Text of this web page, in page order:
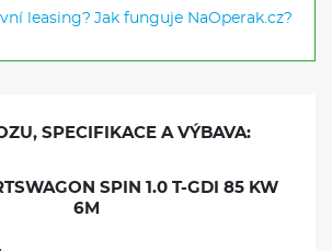
leasing? Jak funguje NaOperak.cz?
SPECIFIKACE A VÝBAVA:
SPIN 1.0 T-GDI 85 KW
6M